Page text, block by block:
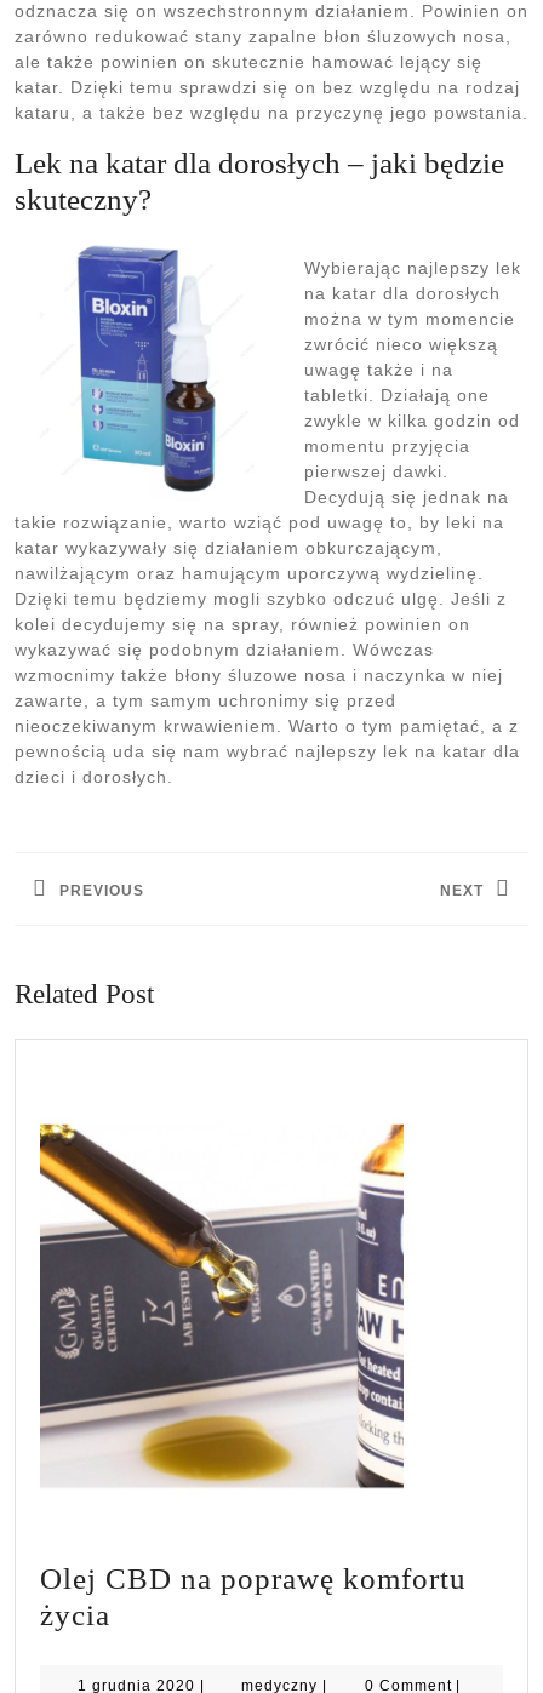
odznacza się on wszechstronnym działaniem. Powinien on
zarówno redukować stany zapalne błon śluzowych nosa,
ale także powinien on skutecznie hamować lejący się
katar. Dzięki temu sprawdzi się on bez względu na rodzaj
kataru, a także bez względu na przyczynę jego powstania.
Lek na katar dla dorosłych – jaki będzie
skuteczny?
Wybierając najlepszy lek
na katar dla dorosłych
można w tym momencie
zwrócić nieco większą
uwagę także i na
tabletki. Działają one
zwykle w kilka godzin od
momentu przyjęcia
pierwszej dawki.
Decydują się jednak na
takie rozwiązanie, warto wziąć pod uwagę to, by leki na
katar wykazywały się działaniem obkurczającym,
nawilżającym oraz hamującym uporczywą wydzielinę.
Dzięki temu będziemy mogli szybko odczuć ulgę. Jeśli z
kolei decydujemy się na spray, również powinien on
wykazywać się podobnym działaniem. Wówczas
wzmocnimy także błony śluzowe nosa i naczynka w niej
zawarte, a tym samym uchronimy się przed
nieoczekiwanym krwawieniem. Warto o tym pamiętać, a z
pewnością uda się nam wybrać najlepszy lek na katar dla
dzieci i dorosłych.
PREVIOUS NEXT
Related Post
Olej CBD na poprawę komfortu
życia
1 grudnia 2020 1 medyczny medyczny0 Comment